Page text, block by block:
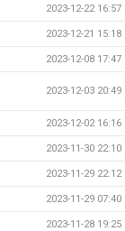
2023-12-22 16:57
2023-12-21 15:18
2023-12-08 17:47
2023-12-03 20:49
2023-12-02 16:16
2023-11-30 22:10
2023-11-29 22:12
2023-11-29 07:40
2023-11-28 19:25